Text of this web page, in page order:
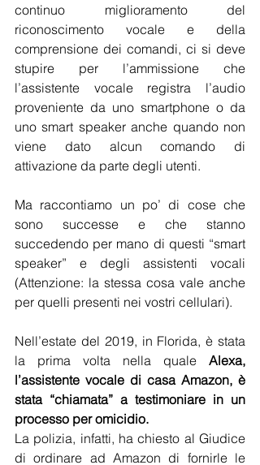
continuo miglioramento del
riconoscimento vocale e della
comprensione dei comandi, ci si deve
stupire per l’ammissione che
l’assistente vocale registra l’audio
proveniente da uno smartphone o da
uno smart speaker anche quando non
viene dato alcun comando di
attivazione da parte degli utenti.
Ma raccontiamo un po’ di cose che
sono successe e che stanno
succedendo per mano di questi “smart
speaker” e degli assistenti vocali
(Attenzione: la stessa cosa vale anche
per quelli presenti nei vostri cellulari).
Nell’estate del 2019, in Florida, è stata
la prima volta nella quale Alexa,
l’assistente vocale di casa Amazon, è
stata “chiamata” a testimoniare in un
processo per omicidio.
La polizia, infatti, ha chiesto al Giudice
di ordinare ad Amazon di fornirle le